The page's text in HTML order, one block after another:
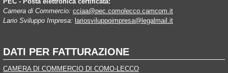
Camera di Commercio: cciaa@pec.comolecco.camcom.it
Lario Sviluppo Impresa: lariosviluppoimpresa@legalmail.it
DATI PER FATTURAZIONE
CAMERA DI COMMERCIO DI COMO-LECCO